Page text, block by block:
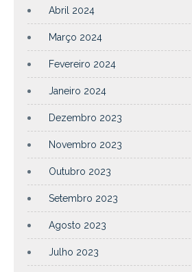
Abril 2024
Março 2024
Fevereiro 2024
Janeiro 2024
Dezembro 2023
Novembro 2023
Outubro 2023
Setembro 2023
Agosto 2023
Julho 2023